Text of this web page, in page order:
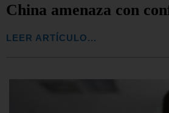
China amenaza con
LEER ARTÍCULO...